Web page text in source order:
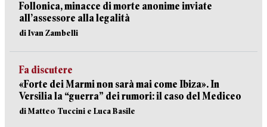
Follonica, minacce di morte anonime inviate
all’assessore alla legalità
di Ivan Zambelli
Fa discutere
«Forte dei Marmi non sarà mai come Ibiza». In
Versilia la “guerra” dei rumori: il caso del Mediceo
di Matteo Tuccini e Luca Basile